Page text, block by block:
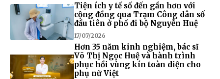
Tiện ích y tế số đến gần hơn với
cộng đồng qua Trạm Công dân số
đầu tiên ở phố đi bộ Nguyễn Huệ
17/07/2026
Hơn 35 năm kinh nghiệm, bác sĩ
Võ Thị Ngọc Huệ và hành trình
phục hồi vùng kín toàn diện cho
phụ nữ Việt